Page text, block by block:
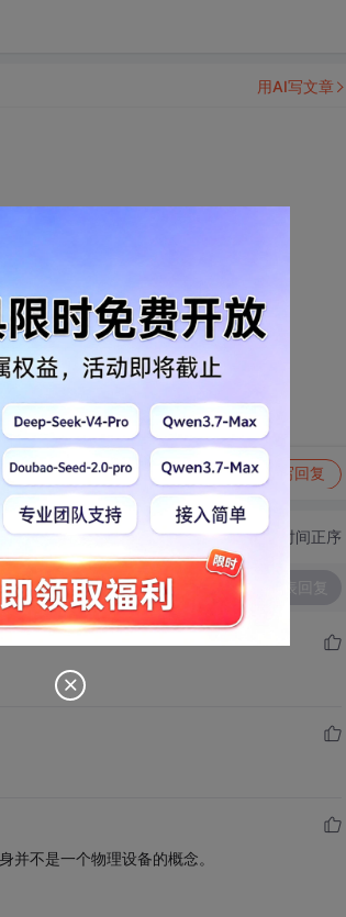
举报 写回复
用AI写文章
切换为时间正序
不是一个物理设备的概念。